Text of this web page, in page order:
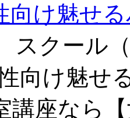
向け魅せ
スクール